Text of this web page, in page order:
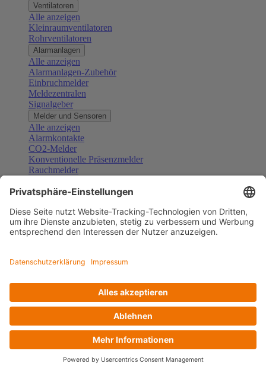
Ventilatoren
Alle anzeigen
Kleinraumventilatoren
Rohrventilatoren
Alarmanlagen
Alle anzeigen
Alarmanlagen-Zubehör
Einbruchmelder
Meldezentralen
Signalgeber
Melder und Sensoren
Alle anzeigen
Alarmkontakte
CO2-Melder
Konventionelle Präsenzmelder
Rauchmelder
Gefahrenmelder
Türsprechanlagen
Alle anzeigen
Außenstationen
Klingeltaster und Gongs
Sprechanlagen-Sets
Zubehör Türkommunikation
Videoüberwachung
Zubehör Videoüberwachung
Alle anzeigen